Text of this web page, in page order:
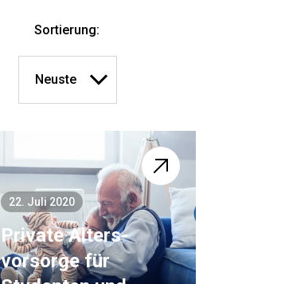
Sortierung:
22. Juli 2020
Private Alters­
vorsorge für